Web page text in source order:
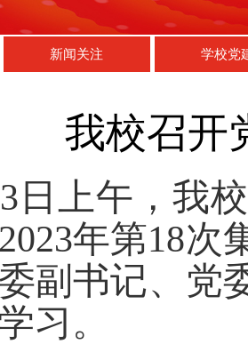
新闻关注 学校党
我校召开
日上午，我
年第18
副书记、党
习。